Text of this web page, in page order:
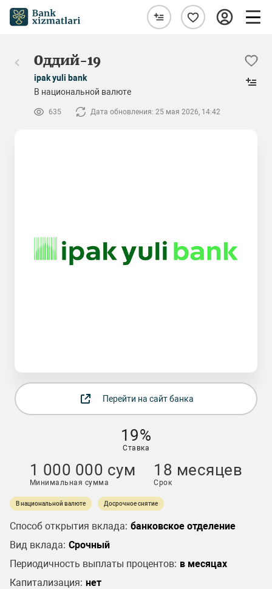
Оддий-19
ipak yuli bank
В национальной валюте
635 Дата обновления: 25 мая 2026, 14:42
Перейти на сайт банка
19%
Ставка
1 000 000 сум
Минимальная сумма
18 месяцев
Срок
В национальной валюте Досрочное снятие
Способ открытия вклада: банковское отделение
Вид вклада: Срочный
Периодичность выплаты процентов: в месяцах
Капитализация: нет